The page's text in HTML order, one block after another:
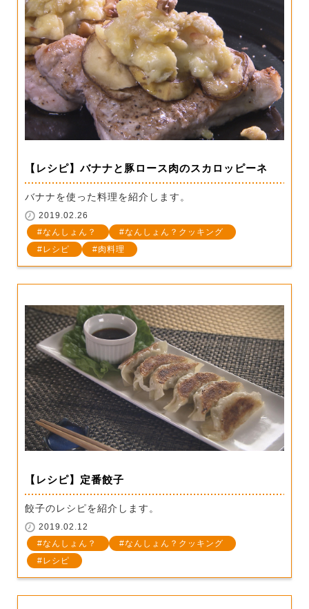
【レシピ】バナナと豚ロース肉のスカロッピーネ
バナナを使った料理を紹介します。
2019.02.26
なんしょん？
なんしょん？クッキング
レシピ
肉料理
【レシピ】定番餃子
餃子のレシピを紹介します。
2019.02.12
なんしょん？
なんしょん？クッキング
レシピ